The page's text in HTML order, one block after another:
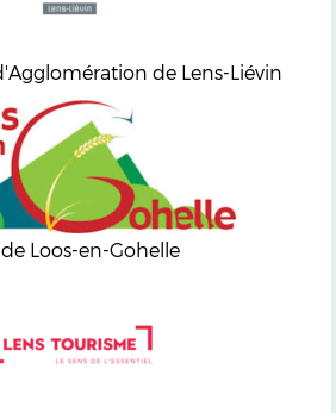
de Lens-Liévin
Loos-en-Gohelle